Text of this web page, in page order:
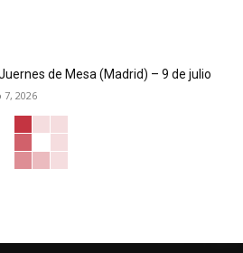
de Mesa (Madrid) – 9 de julio
7, 2026